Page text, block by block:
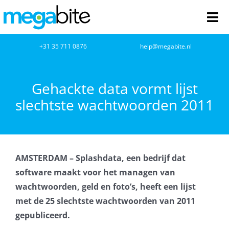
naar
inhoud
Netwerkbeheer
Cloud Computing
VOIP
Microsoft NCE
+31 35 711 0876 help@megabite.nl
Gehackte data vormt lijst
slechtste wachtwoorden 2011
AMSTERDAM – Splashdata, een bedrijf dat
software maakt voor het managen van
wachtwoorden, geld en foto’s, heeft een lijst
met de 25 slechtste wachtwoorden van 2011
gepubliceerd.